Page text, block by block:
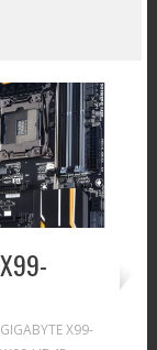
GIGABYTE X99-